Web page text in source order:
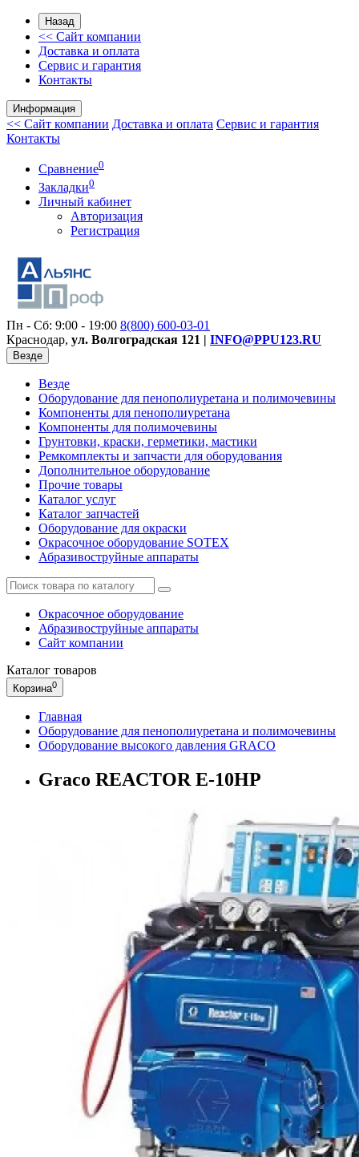
Назад
<< Сайт компании
Доставка и оплата
Сервис и гарантия
Контакты
Информация
<< Сайт компании Доставка и оплата Сервис и гарантия
Контакты
Сравнение0
Закладки0
Личный кабинет
Авторизация
Регистрация
Пн - Сб: 9:00 - 19:00 8(800) 600-03-01
Краснодар, ул. Волгоградская 121 | INFO@PPU123.RU
Везде
Везде
Оборудование для пенополиуретана и полимочевины
Компоненты для пенополиуретана
Компоненты для полимочевины
Грунтовки, краски, герметики, мастики
Ремкомплекты и запчасти для оборудования
Дополнительное оборудование
Прочие товары
Каталог услуг
Каталог запчастей
Оборудование для окраски
Окрасочное оборудование SOTEX
Абразивоструйные аппараты
Окрасочное оборудование
Абразивоструйные аппараты
Сайт компании
Каталог товаров
Корзина0
Главная
Оборудование для пенополиуретана и полимочевины
Оборудование высокого давления GRACO
Graco REACTOR E-10HP